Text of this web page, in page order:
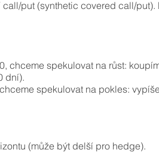
put (synthetic covered call/
chceme spekulovat na růst:
dní).
spekulovat na pokles:
(může být delší pro hedge).